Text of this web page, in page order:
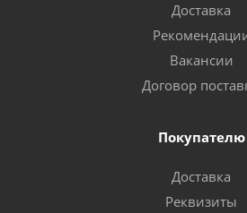
Доставка
Вакансии
Договор
Покупателю
Доставка
Реквизиты